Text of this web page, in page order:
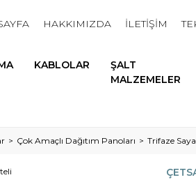
HAKKIMIZDA İLETİŞİM
KABLOLAR
ŞALT
MALZEMELER
Çok Amaçlı Dağıtım Panoları Trifaze